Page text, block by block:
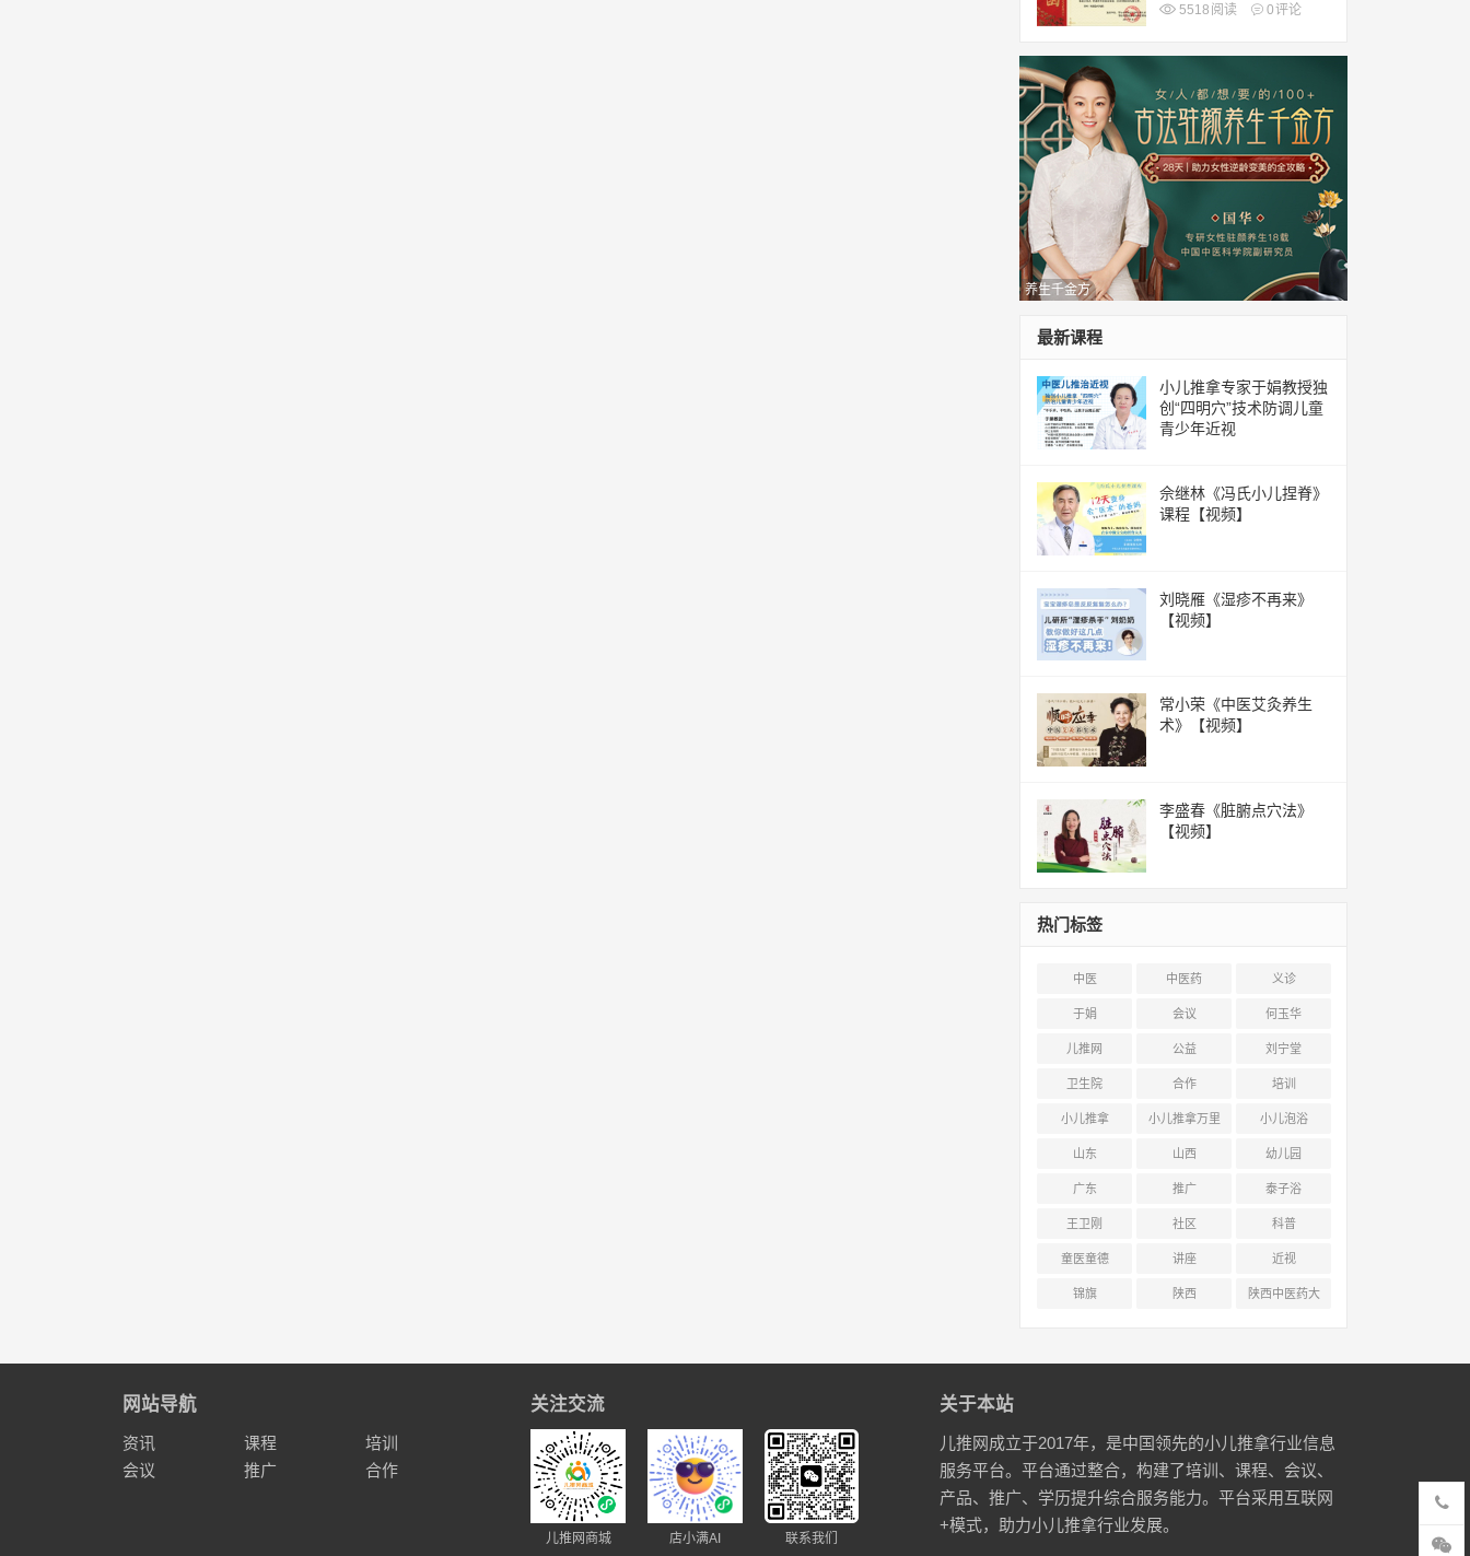
5518 阅读 0评论
养生千金方
最新课程
小儿推拿专家于娟教授独
创“四明穴”技术防调儿童
青少年近视
佘继林《冯氏小儿捏脊》
课程【视频】
刘晓雁《湿疹不再来》
【视频】
常小荣《中医艾灸养生
术》【视频】
李盛春《脏腑点穴法》
【视频】
热门标签
中医 中医药 义诊
于娟 会议 何玉华
儿推网 公益 刘宁堂
卫生院 合作 培训
小儿推拿 小儿推拿万里
行
小儿泡浴
山东 山西 幼儿园
广东 推广 泰子浴
王卫刚 社区 科普
童医童德 讲座 近视
锦旗 陕西 陕西中医药大
网站导航
资讯 课程
培训
会议
推广 合作
关注交流
儿推网商城 店小满AI 联系我们
关于本站
儿推网成立于2017年，是中国领先的小儿推拿行业信息
服务平台。平台通过整合，构建了培训、课程、会议、
产品、推广、学历提升综合服务能力。平台采用互联网
+模式，助力小儿推拿行业发展。